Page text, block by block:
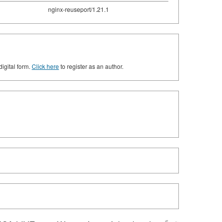
nginx-reuseport/1.21.1
form. Click hereto register as an author.